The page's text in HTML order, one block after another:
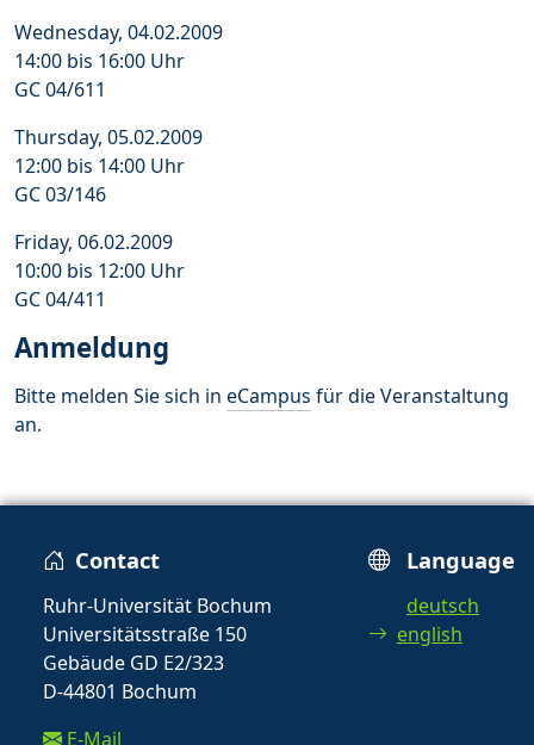
Wednesday, 04.02.2009
14:00 bis 16:00 Uhr
GC 04/611
Thursday, 05.02.2009
12:00 bis 14:00 Uhr
GC 03/146
Friday, 06.02.2009
10:00 bis 12:00 Uhr
GC 04/411
Anmeldung
Bitte melden Sie sich in eCampus für die Veranstaltung
an.
Contact
Ruhr-Universität Bochum
Universitätsstraße 150
Gebäude GD E2/323
D-44801 Bochum
E-Mail
Language
deutsch
english